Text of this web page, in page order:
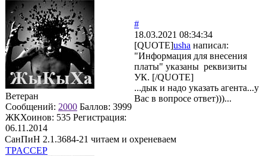
Ветеран
Сообщений: 2000 Баллов: 3999
ЖКХоинов: 535 Регистрация:
06.11.2014
#
18.03.2021 08:34:34
[QUOTE]usha написал:
"Информация для внесения
платы" указаны реквизиты
УК. [/QUOTE]
...дык и надо указать агента...у
Вас в вопросе ответ)))...
СанПиН 2.1.3684-21 читаем и охреневаем
TPACCEP